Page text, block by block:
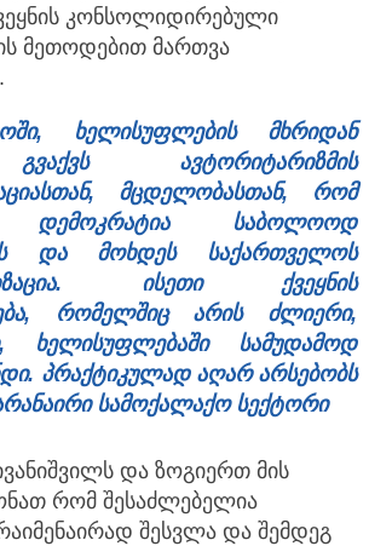
კონსოლიდირებული
მეთოდებით მართვა
ხელისუფლების მხრიდან
ავტორიტარიზმის
მცდელობასთან, რომ
დემოკრატია საბოლოოდ
და მოხდეს საქართველოს
ისეთი ქვეყნის
რომელშიც არის ძლიერი,
ხელისუფლებაში სამუდამოდ
პრაქტიკულად აღარ არსებობს
სამოქალაქო სექტორი
და ზოგიერთ მის
რომ შესაძლებელია
შესვლა და შემდეგ